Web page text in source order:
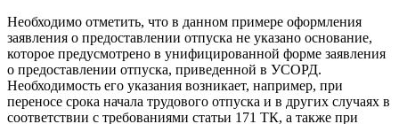
Необходимо отметить, что в данном примере оформления
заявления о предоставлении отпуска не указано основание,
которое предусмотрено в унифицированной форме заявления
о предоставлении отпуска, приведенной в УСОРД.
Необходимость его указания возникает, например, при
переносе срока начала трудового отпуска и в других случаях в
соответствии с требованиями статьи 171 ТК, а также при